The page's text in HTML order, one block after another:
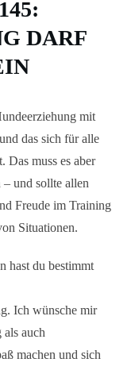
DARF
mit
das sich für alle
Das muss es aber
und sollte allen
Freude im Training
Situationen.
hast du bestimmt
Ich wünsche mir
als auch
machen und sich